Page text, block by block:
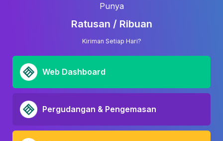
Punya
Ratusan / Ribuan
Kiriman Setiap Hari?
Web Dashboard
Pergudangan & Pengemasan